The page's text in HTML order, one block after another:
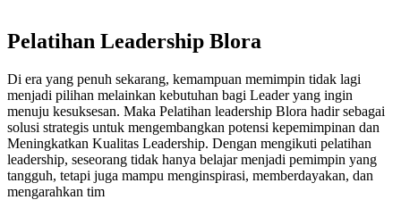
Pelatihan Leadership Blora
Di era yang penuh sekarang, kemampuan memimpin tidak lagi
menjadi pilihan melainkan kebutuhan bagi Leader yang ingin
menuju kesuksesan. Maka Pelatihan leadership Blora hadir sebagai
solusi strategis untuk mengembangkan potensi kepemimpinan dan
Meningkatkan Kualitas Leadership. Dengan mengikuti pelatihan
leadership, seseorang tidak hanya belajar menjadi pemimpin yang
tangguh, tetapi juga mampu menginspirasi, memberdayakan, dan
mengarahkan tim